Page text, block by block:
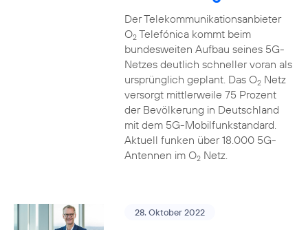
Der Telekommunikationsanbieter
O2Telefónica kommt beim
bundesweiten Aufbau seines 5G-
Netzes deutlich schneller voran als
ursprünglich geplant. Das O2Netz
versorgt mittlerweile 75 Prozent
der Bevölkerung in Deutschland
mit dem 5G-Mobilfunkstandard.
Aktuell funken über 18.000 5G-
Antennen im O2Netz.
28. Oktober 2022